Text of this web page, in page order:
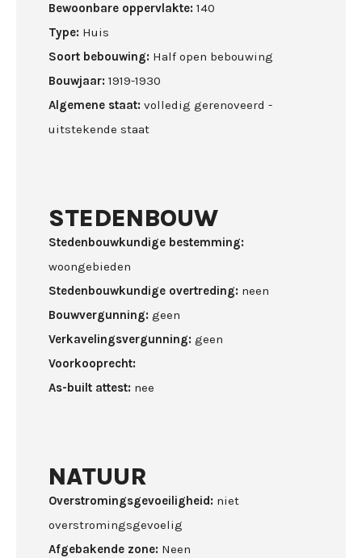
Bewoonbare oppervlakte: 140
Type: Huis
Soort bebouwing: Half open bebouwing
Bouwjaar: 1919-1930
Algemene staat: volledig gerenoveerd -
uitstekende staat
STEDENBOUW
Stedenbouwkundige bestemming:
woongebieden
Stedenbouwkundige overtreding: neen
Bouwvergunning: geen
Verkavelingsvergunning: geen
Voorkooprecht:
As-built attest: nee
NATUUR
Overstromingsgevoeiligheid: niet
overstromingsgevoelig
Afgebakende zone: Neen